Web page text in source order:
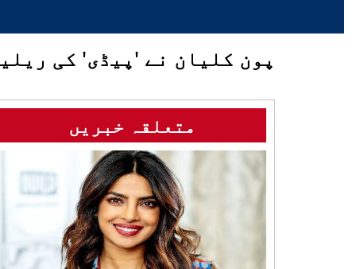
پون کلیان نے 'پیڈی' کی
متعلقہ خبریں